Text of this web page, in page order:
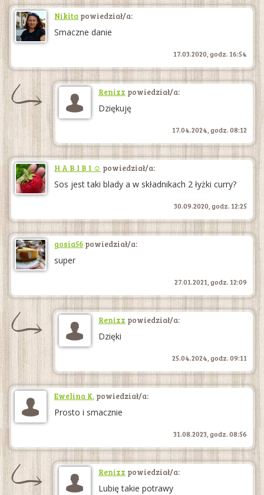
Nikita powiedział/a:
Smaczne danie
17.03.2020, godz. 16:54
Renixx powiedział/a:
Dziękuję
17.04.2024, godz. 08:12
H A B I B I ☺ powiedział/a:
Sos jest taki blady a w składnikach 2 łyżki curry?
30.09.2020, godz. 12:25
gosia56 powiedział/a:
super
27.01.2021, godz. 12:09
Renixx powiedział/a:
Dzięki
25.04.2024, godz. 09:11
Ewelina K. powiedział/a:
Prosto i smacznie
31.08.2023, godz. 08:56
Renixx powiedział/a:
Lubię takie potrawy